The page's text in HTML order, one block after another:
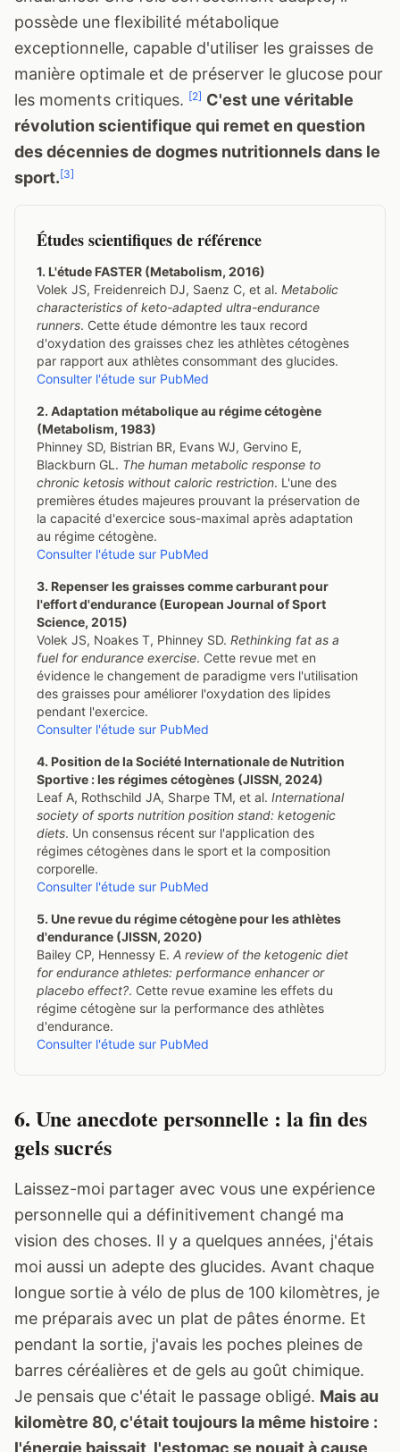
possède une flexibilité métabolique
exceptionnelle, capable d'utiliser les graisses de
manière optimale et de préserver le glucose pour
les moments critiques. [2] C'est une véritable
révolution scientifique qui remet en question
des décennies de dogmes nutritionnels dans le
sport.[3]
Études scientifiques de référence
1. L'étude FASTER (Metabolism, 2016)
Volek JS, Freidenreich DJ, Saenz C, et al. Metabolic
characteristics of keto-adapted ultra-endurance
runners. Cette étude démontre les taux record
d'oxydation des graisses chez les athlètes cétogènes
par rapport aux athlètes consommant des glucides.
Consulter l'étude sur PubMed
2. Adaptation métabolique au régime cétogène
(Metabolism, 1983)
Phinney SD, Bistrian BR, Evans WJ, Gervino E,
Blackburn GL. The human metabolic response to
chronic ketosis without caloric restriction. L'une des
premières études majeures prouvant la préservation de
la capacité d'exercice sous-maximal après adaptation
au régime cétogène.
Consulter l'étude sur PubMed
3. Repenser les graisses comme carburant pour
l'effort d'endurance (European Journal of Sport
Science, 2015)
Volek JS, Noakes T, Phinney SD. Rethinking fat as a
fuel for endurance exercise. Cette revue met en
évidence le changement de paradigme vers l'utilisation
des graisses pour améliorer l'oxydation des lipides
pendant l'exercice.
Consulter l'étude sur PubMed
4. Position de la Société Internationale de Nutrition
Sportive : les régimes cétogènes (JISSN, 2024)
Leaf A, Rothschild JA, Sharpe TM, et al. International
society of sports nutrition position stand: ketogenic
diets. Un consensus récent sur l'application des
régimes cétogènes dans le sport et la composition
corporelle.
Consulter l'étude sur PubMed
5. Une revue du régime cétogène pour les athlètes
d'endurance (JISSN, 2020)
Bailey CP, Hennessy E. A review of the ketogenic diet
for endurance athletes: performance enhancer or
placebo effect?. Cette revue examine les effets du
régime cétogène sur la performance des athlètes
d'endurance.
Consulter l'étude sur PubMed
6. Une anecdote personnelle : la fin des
gels sucrés
Laissez-moi partager avec vous une expérience
personnelle qui a définitivement changé ma
vision des choses. Il y a quelques années, j'étais
moi aussi un adepte des glucides. Avant chaque
longue sortie à vélo de plus de 100 kilomètres, je
me préparais avec un plat de pâtes énorme. Et
pendant la sortie, j'avais les poches pleines de
barres céréalières et de gels au goût chimique.
Je pensais que c'était le passage obligé. Mais au
kilomètre 80, c'était toujours la même histoire :
l'énergie baissait, l'estomac se nouait à cause